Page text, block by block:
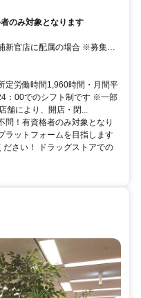
のみ対象となります
官店に配属の場合 ※募集店
んので予めご了承ください
ざいます ※原則、自宅から
■ご希望に応じて
制度・赴任手当制度あり ＜
とその隣接県または直線距離
国の店舗への異動あり ※社宅
定労働時間1,960時間・月間平
：00でのシフト制です ※一部
により、開店・閉...
問！有資格者のみ対象となり
ラットフォームを目指します
さい！ ドラッグストアでの